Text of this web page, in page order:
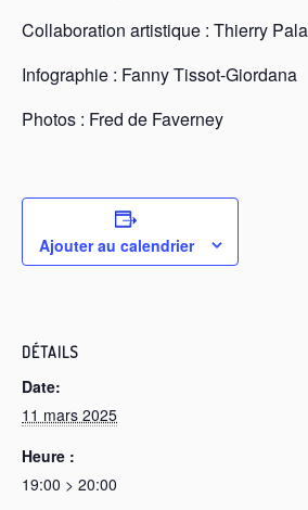
Collaboration artistique : Thierry
Infographie : Fanny Tissot-Giordana
Photos : Fred de Faverney
Ajouter au calendrier
DÉTAILS
Date:
11 mars 2025
Heure :
19:00 > 20:00